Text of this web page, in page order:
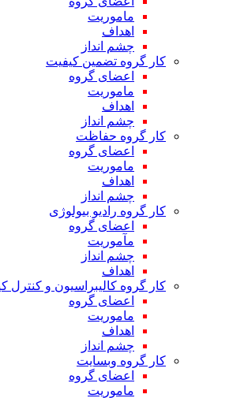
ماموریت
اهداف
چشم انداز
کار گروه تضمین کیفیت
اعضای گروه
ماموریت
اهداف
چشم انداز
کار گروه حفاظت
اعضای گروه
ماموریت
اهداف
چشم انداز
کار گروه رادیو بیولوژی
اعضای گروه
مآموریت
چشم انداز
اهداف
کار گروه کالیبراسیون و کنترل
اعضای گروه
ماموریت
اهداف
چشم انداز
کار گروه وبسایت
اعضای گروه
ماموریت